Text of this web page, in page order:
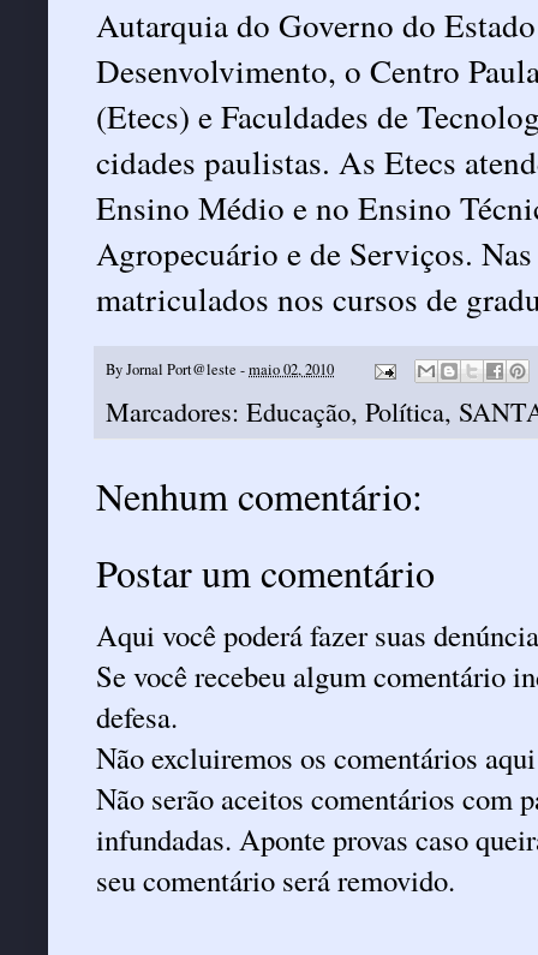
Autarquia do Governo do
Desenvolvimento, o Centro
(Etecs) e Faculdades de
cidades paulistas. As Etecs
Ensino Médio e no Ensino
Agropecuário e de Serviços.
matriculados nos cursos de
ByJornal Port@leste -maio 02, 2010
Marcadores: Educação, Política,
Nenhum comentário:
Postar um comentário
Aqui você poderá fazer suas
Se você recebeu algum comentário
defesa.
Não excluiremos os comentários
Não serão aceitos comentários com
infundadas. Aponte provas caso
seu comentário será removido.